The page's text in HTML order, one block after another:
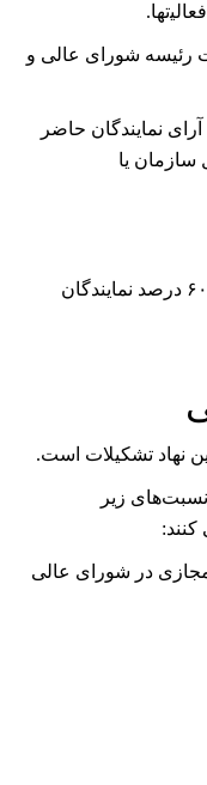
رئیسه شورای عالی ﻭ
ﻧﻤﺎﻳﻨﺪﮔﺎﻥ حاضر
ﻳﺎ
۶۰ درصد نمایندگان
نهاد ﺗﺸﮑﻴﻼﺕ ﺍﺳﺖ.
زیر
در شورای عالی